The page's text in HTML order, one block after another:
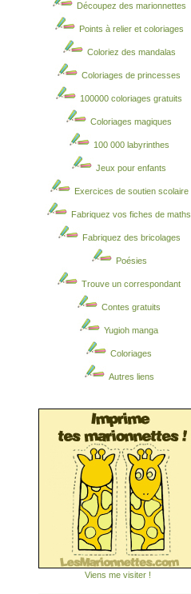
Découpez des marionnettes
Points à relier et coloriages
Coloriez des mandalas
Coloriages de princesses
100000 coloriages gratuits
Coloriages magiques
100 000 labyrinthes
Jeux pour enfants
Exercices de soutien scolaire
Fabriquez vos fiches de maths
Fabriquez des bricolages
Poésies
Trouve un correspondant
Contes gratuits
Yugioh manga
Coloriages
Autres liens
Viens me visiter !